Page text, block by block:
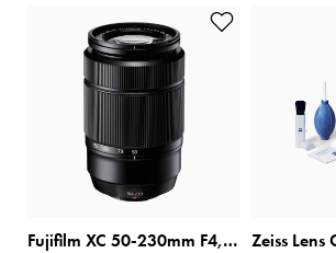
Fujifilm XC 50-230mm F4,5-6,7 OIS Svart